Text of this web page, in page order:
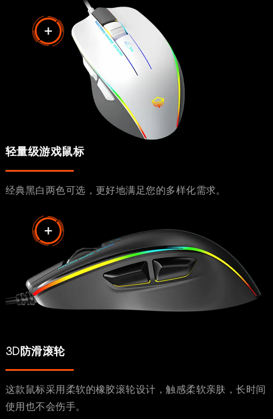
轻量级游戏鼠标
经典黑白两色可选，更好地满足您的多样化需求。
3D防滑滚轮
这款鼠标采用柔软的橡胶滚轮设计，触感柔软亲肤，长时间
使用也不会伤手。